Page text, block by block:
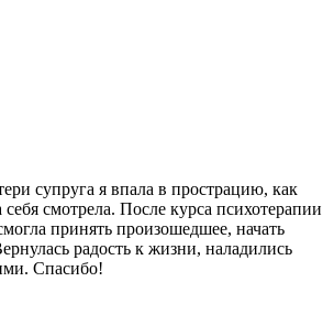
супруга я впала в прострацию, как
смотрела. После курса психотерапии
принять произошедшее, начать
радость к жизни, наладились
Спасибо!